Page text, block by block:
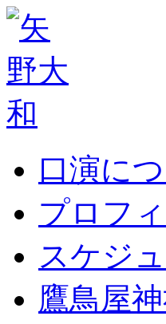
口演に
プロフ
スケジ
鷹鳥屋